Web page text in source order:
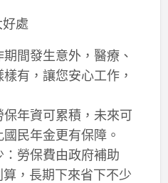
處
間發生意外，醫療、
有，讓您安心工作，
年資可累積，未來可
民年金更有保障。
勞保費由政府補助
，長期下來省下不少